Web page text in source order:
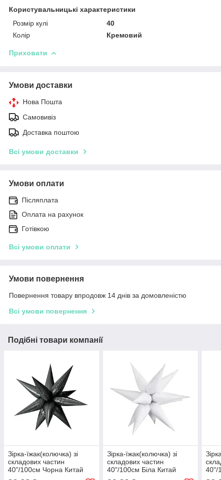
Користувальницькі характеристики
Розмір кулі
40
Колір
Кремовий
Приховати
Умови доставки
Нова Пошта
Самовивіз
Доставка поштою
Всі умови доставки
Умови оплати
Післяплата
Оплата на рахунок
Готівкою
Всі умови оплати
Умови повернення
Повернення товару впродовж 14 днів за домовленістю
Всі умови повернення
Подібні товари компанії
Зірка-їжак(колючка) зі
складових частин
40"/100см Чорна Китай
Зірка-їжак(колючка) зі
складових частин
40"/100см Біла Китай
40"/